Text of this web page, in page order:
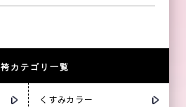
袴カテゴリ一覧
くすみカラー